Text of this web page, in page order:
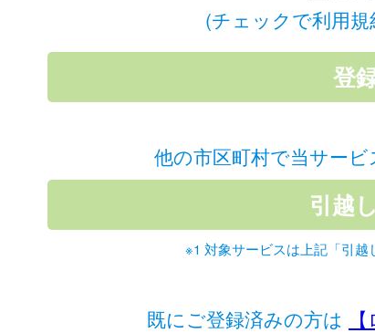
(チェックで利用
他の市区町村で当サービ
※1 対象サービスは上記「引
既にご登録済みの方は